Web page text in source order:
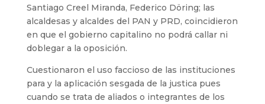
Santiago Creel Miranda, Federico Döring; las
alcaldesas y alcaldes del PAN y PRD, coincidieron
en que el gobierno capitalino no podrá callar ni
doblegar a la oposición.
Cuestionaron el uso faccioso de las instituciones
para y la aplicación sesgada de la justica pues
cuando se trata de aliados o integrantes de los